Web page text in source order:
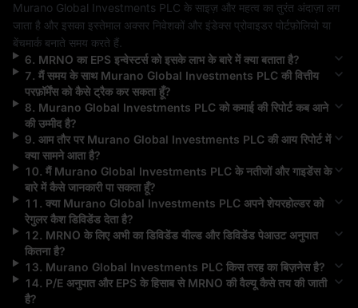
Murano Global Investments PLC के साइज़ और महत्व का तुरंत अंदाज़ा लग
जाता है और इसका इस्तेमाल अक्सर निवेशकों और इंडेक्स प्रोवाइडर पोर्टफ़ोलियो या
बेंचमार्क बनाते समय करते हैं.
6. MRNO का EPS इन्वेस्टर्स को इसके लाभ के बारे में क्या बताता है?
7. मैं समय के साथ Murano Global Investments PLCकी वित्तीय
परफ़ॉर्मेंस को कैसे ट्रैक कर सकता हूँ?
8. Murano Global Investments PLCको कमाई की रिपोर्ट कब आने
की उम्मीद है?
9. आम तौर पर Murano Global Investments PLCकी आय रिपोर्ट में
क्या सामने आता है?
10. मैं Murano Global Investments PLCके नतीजों और गाइडेंस के
बारे में कैसे जानकारी पा सकता हूँ?
11 . क्या Murano Global Investments PLCअपने शेयरहोल्डर को
रेगुलर कैश डिविडेंड देता है?
12. MRNO के लिए अभी का डिविडेंड यील्ड और डिविडेंड पेआउट अनुपात
कितना है?
13. Murano Global Investments PLCकिस तरह का बिज़नेस है?
14. P/E अनुपात और EPS के हिसाब से MRNO की वैल्यू कैसे तय की जाती
है?